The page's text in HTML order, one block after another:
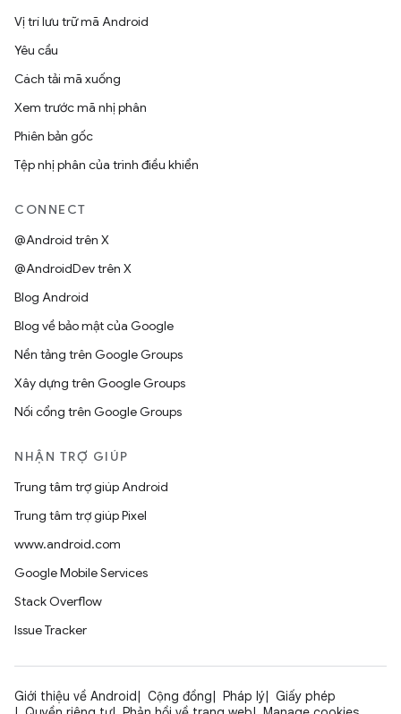
Vị trí lưu trữ mã Android
Yêu cầu
Cách tải mã xuống
Xem trước mã nhị phân
Phiên bản gốc
Tệp nhị phân của trình điều khiển
CONNECT
@Android trên X
@AndroidDev trên X
Blog Android
Blog về bảo mật của Google
Nền tảng trên Google Groups
Xây dựng trên Google Groups
Nối cổng trên Google Groups
NHẬN TRỢ GIÚP
Trung tâm trợ giúp Android
Trung tâm trợ giúp Pixel
www.android.com
Google Mobile Services
Stack Overflow
Issue Tracker
Giới thiệu về Android Cộng đồng Pháp lý
Giấy phép